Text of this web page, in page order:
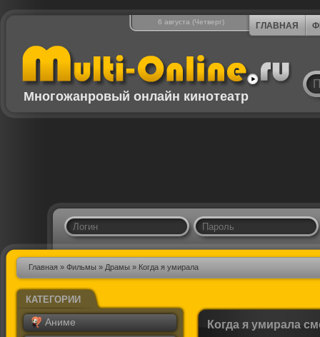
6 августа (Четверг) ГЛАВНАЯ
Многожанровый онлайн кинотеатр
Главная » Фильмы » Драмы » Когда я умирала
КАТЕГОРИИ
Аниме
Когда я умирала